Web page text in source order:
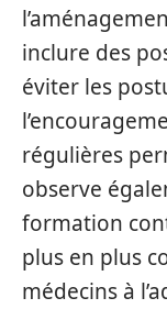
inclure des
éviter les
régulières
observe
formation
plus en plus
médecins à